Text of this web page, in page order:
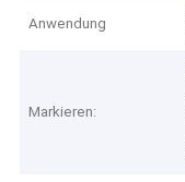
Anwendung
Markieren: